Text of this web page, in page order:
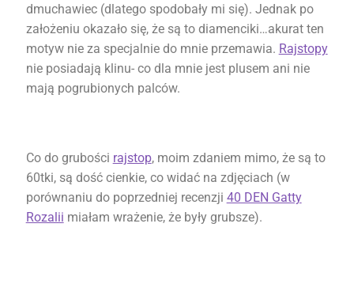
dmuchawiec (dlatego spodobały mi się). Jednak po
założeniu okazało się, że są to diamenciki…akurat ten
motyw nie za specjalnie do mnie przemawia. Rajstopy
nie posiadają klinu- co dla mnie jest plusem ani nie
mają pogrubionych palców.
Co do grubości rajstop, moim zdaniem mimo, że są to
60tki, są dość cienkie, co widać na zdjęciach (w
porównaniu do poprzedniej recenzji 40 DEN Gatty
Rozalii miałam wrażenie, że były grubsze).